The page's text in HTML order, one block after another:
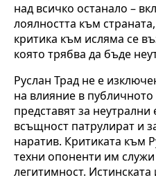
над всичко останало –
лоялността към
критика към исляма се
която трябва да бъде
Руслан Трад не е
на влияние в
представят за неутрални
всъщност патрулират и
наратив. Критиката към
техни опоненти им
легитимност.